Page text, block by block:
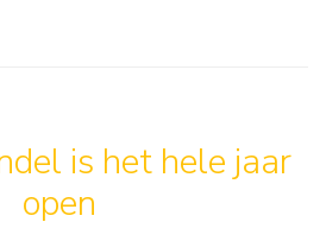
is het hele jaar
open